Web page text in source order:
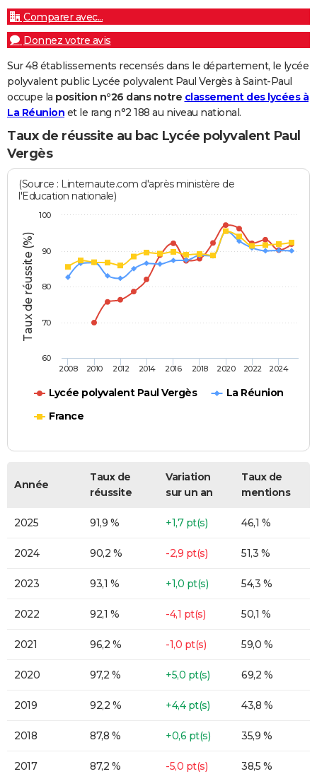
Comparer avec...
Donnez votre avis
Sur 48 établissements recensés dans le département, le lycée
polyvalent public Lycée polyvalent Paul Vergès à Saint-Paul
occupe la position n°26 dans notre classement des lycées à
La Réunion et le rang n°2 188 au niveau national.
Taux de réussite au bac Lycée polyvalent Paul
Vergès
Taux de réussite (%)
(Source : Linternaute.com d'après ministère de
l'Education nationale)
Lycée polyvalent Paul Vergès
La Réunion
France
2008 2010 2012 2014 2016 2018 2020 2022 2024
60
70
80
90
100
Année
Taux de
réussite
Variation
sur un an
Taux de
mentions
2025 91,9 % +1,7 pt(s) 46,1 %
2024 90,2 % -2,9 pt(s) 51,3 %
2023 93,1 % +1,0 pt(s) 54,3 %
2022 92,1 % -4,1 pt(s) 50,1 %
2021 96,2 % -1,0 pt(s) 59,0 %
2020 97,2 % +5,0 pt(s) 69,2 %
2019 92,2 % +4,4 pt(s) 43,8 %
2018 87,8 % +0,6 pt(s) 35,9 %
2017 87,2 % -5,0 pt(s) 38,5 %